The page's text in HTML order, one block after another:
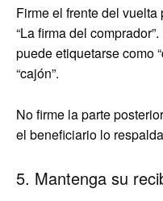
Firme el frente del
“La firma del
puede etiquetarse como
“cajón”.
No firme la parte
el beneficiario lo
5. Mantenga su